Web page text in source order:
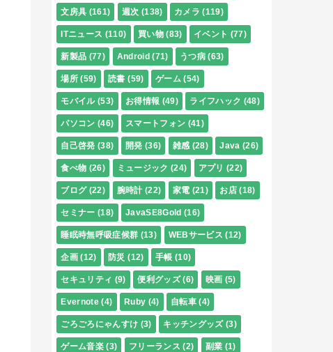
文房具 (161) 週次 (138) カメラ (119)
ITニュース (110) 買い物 (83) イベント (77)
新製品 (77) Android (71) うつ病 (63)
場所 (59) 読書 (59) ゲーム (54)
モバイル (53) お得情報 (49) ライフハック (48)
パソコン (46) スマートフォン (41)
自己啓発 (38) 開発 (36) 雑感 (28) Java (26)
食べ物 (26) ミュージック (24) アプリ (22)
ブログ (22) 腕時計 (22) 家電 (21) お店 (18)
セミナー (18) JavaSE8Gold (16)
睡眠時無呼吸症候群 (13) WEBサービス (12)
企画 (12) 防災 (12) 手帳 (10)
セキュリティ (9) 便利グッズ (6) 映画 (5)
Evernote (4) Ruby (4) 自転車 (4)
ごろごろにゃんすけ (3) キッチングッズ (3)
ゲーム音楽 (3) フリーランス (2) 副業 (1)